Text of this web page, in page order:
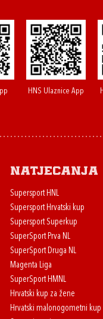
HNS Ulaznice App
Natjecanja
Supersport HNL
Supersport Hrvatski kup
Supersport Superkup
SuperSport Prva NL
SuperSport Druga NL
Magenta Liga
SuperSport HMNL
Hrvatski kup za žene
Hrvatski malonogometni kup